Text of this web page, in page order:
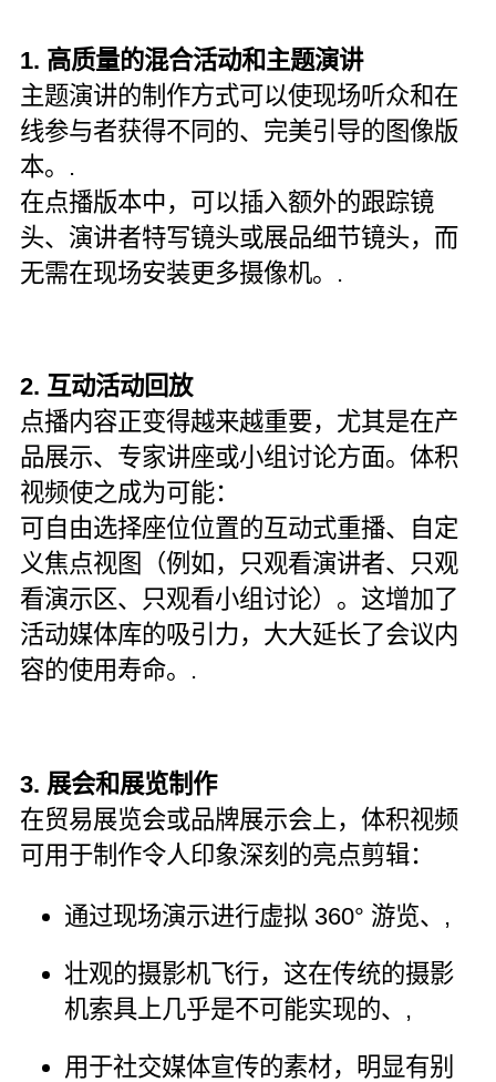
1. 高质量的混合活动和主题演讲
主题演讲的制作方式可以使现场听众和在
线参与者获得不同的、完美引导的图像版
本。.
在点播版本中，可以插入额外的跟踪镜
头、演讲者特写镜头或展品细节镜头，而
无需在现场安装更多摄像机。.
2. 互动活动回放
点播内容正变得越来越重要，尤其是在产
品展示、专家讲座或小组讨论方面。体积
视频使之成为可能：
可自由选择座位位置的互动式重播、自定
义焦点视图（例如，只观看演讲者、只观
看演示区、只观看小组讨论）。这增加了
活动媒体库的吸引力，大大延长了会议内
容的使用寿命。.
3. 展会和展览制作
在贸易展览会或品牌展示会上，体积视频
可用于制作令人印象深刻的亮点剪辑：
通过现场演示进行虚拟 360° 游览、,
壮观的摄影机飞行，这在传统的摄影
机索具上几乎是不可能实现的、,
用于社交媒体宣传的素材，明显有别